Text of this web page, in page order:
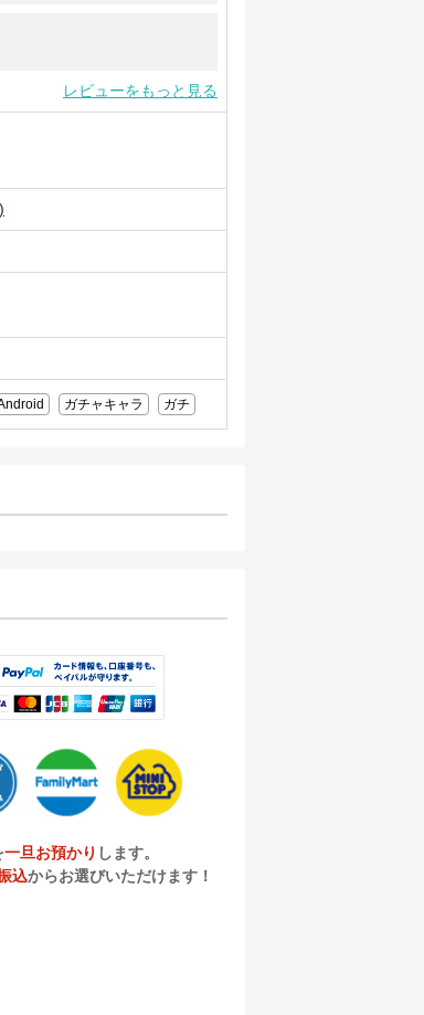
レビューをもっと見る
ガチャキャラ ガチ
一旦お預かり します。
込からお選びいただけます！